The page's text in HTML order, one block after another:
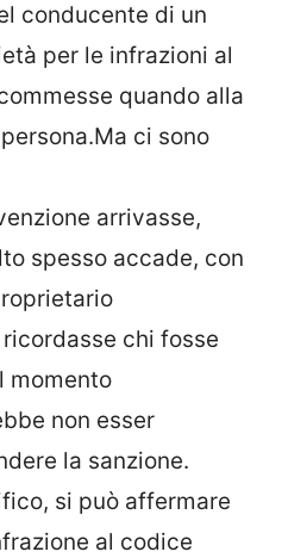
conducente di un
per le infrazioni al
quando alla
ci sono
arrivasse,
spesso accade, con
chi fosse
momento
non esser
la sanzione.
si può affermare
al codice